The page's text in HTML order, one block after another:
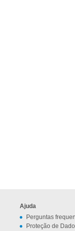
Ajuda
Perguntas
Proteção de